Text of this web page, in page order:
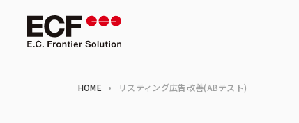
HOME • リスティング広告改善(ABテスト)